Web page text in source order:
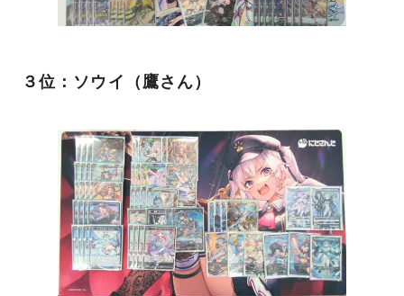
３位：ソウイ（鷹さん）